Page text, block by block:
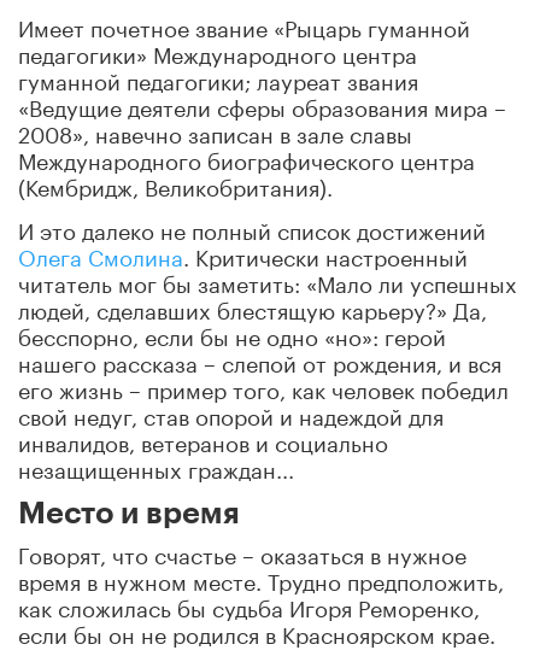
Имеет почетное звание «Рыцарь гуманной
педагогики» Международного центра
гуманной педагогики; лауреат звания
«Ведущие деятели сферы образования мира –
2008», навечно записан в зале славы
Международного биографического центра
(Кембридж, Великобритания).
И это далеко не полный список достижений
Олега Смолина . Критически настроенный
читатель мог бы заметить: «Мало ли успешных
людей, сделавших блестящую карьеру?» Да,
бесспорно, если бы не одно «но»: герой
нашего рассказа – слепой от рождения, и вся
его жизнь – пример того, как человек победил
свой недуг, став опорой и надеждой для
инвалидов, ветеранов и социально
незащищенных граждан...
Место и время
Говорят, что счастье – оказаться в нужное
время в нужном месте. Трудно предположить,
как сложилась бы судьба Игоря Реморенко,
если бы он не родился в Красноярском крае.